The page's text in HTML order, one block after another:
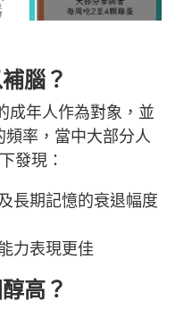
腦？
成年人作為對象，並
率，當中大部分人
發現：
長期記憶的衰退幅度
力表現更佳
高？